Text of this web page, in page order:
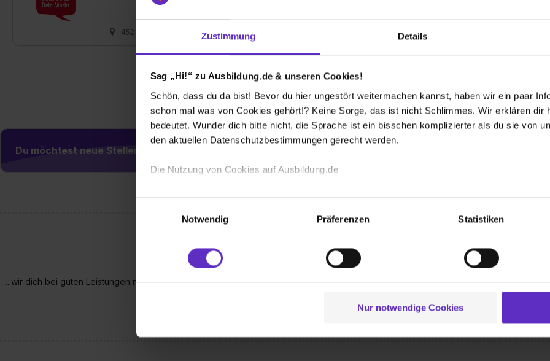
Zustimmung Details
Sag „Hi!“ zu Ausbildung.de & unseren Cookies!
Schön, dass du da bist! Bevor du hier ungestört weitermachen kannst, haben wir ein paar
schon mal was von Cookies gehört!? Keine Sorge, das ist nicht Schlimmes. Wir erklären dir
bedeutet. Wunder dich bitte nicht, die Sprache ist ein bisschen komplizierter als du sie von
den aktuellen Datenschutzbestimmungen gerecht werden.
Die Nutzung von Cookies auf Ausbildung.de
Wir verwenden Cookies zur technischen Funktion unserer Webseite („Notwendig“), um von
Webseite getroffenen Einstellungen zu speichern ( „Präferenzen“), die Zugriffe auf unsere
(„Statistiken“), um Informationen zu deiner Verwendung unserer Website an unsere Partner
Partner führen diese Informationen möglicherweise mit weiteren Daten zusammen, die du
zu. . In diesem Fall sowie bei der separaten Aktivierung von „Social Media und Marketing“
einverstanden, dass dir nach Setzen der Cookies externe Inhalte (z.B. Videos oder Posts)
Notwendig
Präferenzen Statistiken
Nur notwendige Cookies
45239 Essen 01.08.2027 1 freier Platz
Weitere Ergebnisse laden
Du möchtest neue Stellen automatisch zugeschickt bekommen?
Wusstest du schon, dass...
...wir dich bei guten Leistungen nach deiner Ausbildung garantiert und unbefristet übernehmen? Und das in